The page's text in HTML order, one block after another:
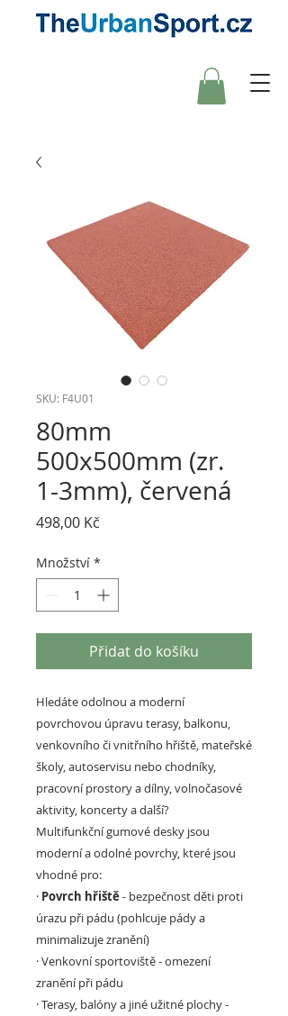
SKU: F4U01
80mm
500x500mm (zr.
1-3mm), červená
498,00 Kč
Množství *
Přidat do košíku
Hledáte odolnou a moderní
povrchovou úpravu terasy, balkonu,
venkovního či vnitřního hřiště, mateřské
školy, autoservisu nebo chodníky,
pracovní prostory a dílny, volnočasové
aktivity, koncerty a další?
Multifunkční gumové desky jsou
moderní a odolné povrchy, které jsou
vhodné pro:
· Povrch hřiště- bezpečnost děti proti
úrazu při pádu (pohlcuje pády a
minimalizuje zranění)
·Venkovní sportoviště- omezení
zranění při pádu
·Terasy, balóny a jiné užitné plochy-